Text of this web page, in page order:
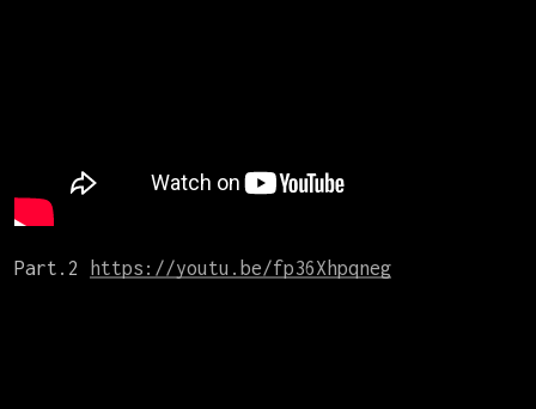
Part.2 https://youtu.be/fp36Xhpqneg